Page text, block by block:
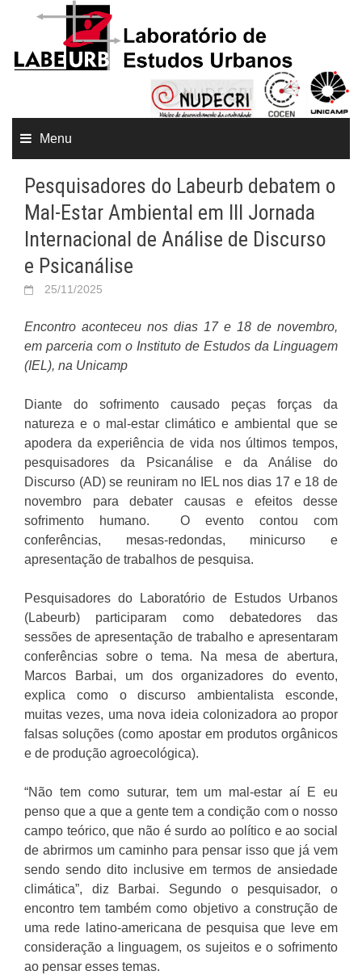
Menu
Pesquisadores do Labeurb debatem o
Mal-Estar Ambiental em III Jornada
Internacional de Análise de Discurso
e Psicanálise
25/11/2025
Encontro aconteceu nos dias 17 e 18 de novembro,
em parceria com o Instituto de Estudos da Linguagem
(IEL), na Unicamp
Diante do sofrimento causado peças forças da
natureza e o mal-estar climático e ambiental que se
apodera da experiência de vida nos últimos tempos,
pesquisadores da Psicanálise e da Análise do
Discurso (AD) se reuniram no IEL nos dias 17 e 18 de
novembro para debater causas e efeitos desse
sofrimento humano. O evento contou com
conferências, mesas-redondas, minicurso e
apresentação de trabalhos de pesquisa.
Pesquisadores do Laboratório de Estudos Urbanos
(Labeurb) participaram como debatedores das
sessões de apresentação de trabalho e apresentaram
conferências sobre o tema. Na mesa de abertura,
Marcos Barbai, um dos organizadores do evento,
explica como o discurso ambientalista esconde,
muitas vezes, uma nova ideia colonizadora ao propor
falsas soluções (como apostar em produtos orgânicos
e de produção agroecológica).
“Não tem como suturar, tem um mal-estar aí E eu
penso que a que a gente tem a condição com o nosso
campo teórico, que não é surdo ao político e ao social
de abrirmos um caminho para pensar isso que já vem
sendo sendo dito inclusive em termos de ansiedade
climática”, diz Barbai. Segundo o pesquisador, o
encontro tem também como objetivo a construção de
uma rede latino-americana de pesquisa que leve em
consideração a linguagem, os sujeitos e o sofrimento
ao pensar esses temas.